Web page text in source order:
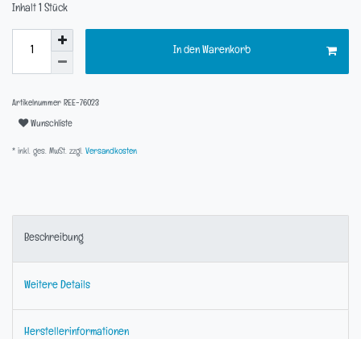
Inhalt Stück
In den Warenkorb
Artikelnummer REE-76023
Wunschliste
* inkl. ges. MwSt. zzgl. Versandkosten
Beschreibung
Weitere Details
Herstellerinformationen